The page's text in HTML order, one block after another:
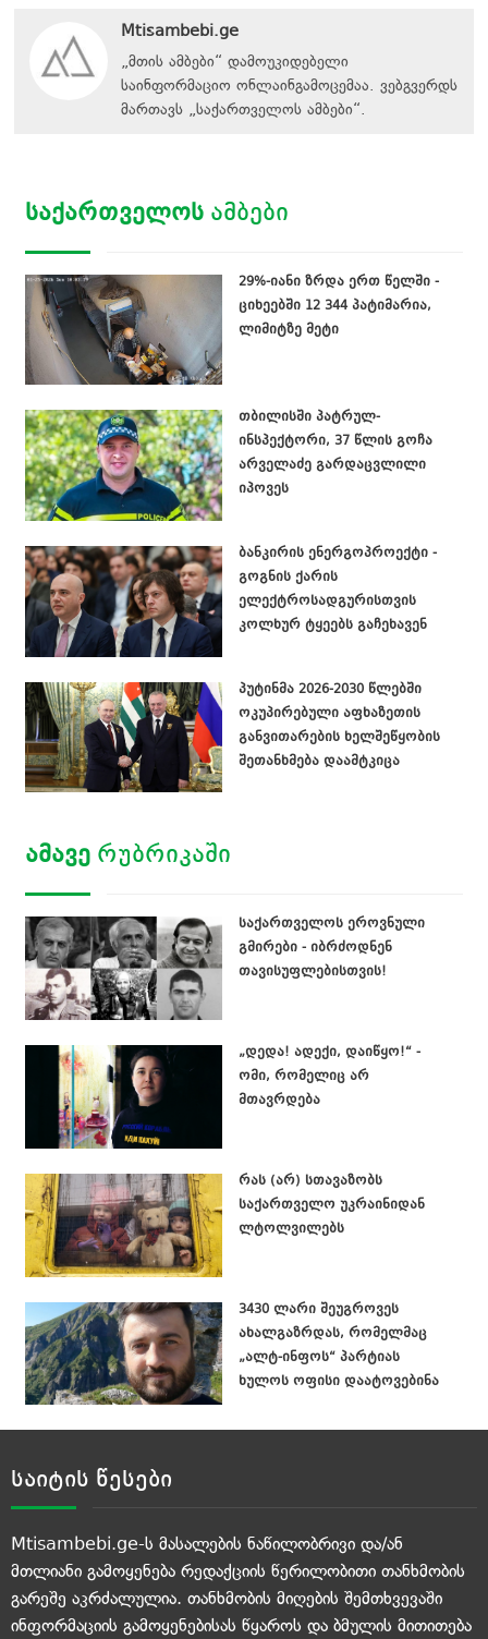
Mtisambebi.ge
„მთის ამბები“ დამოუკიდებელი
საინფორმაციო ონლაინგამოცემაა. ვებგვერდს
მართავს „საქართველოს ამბები“.
ᲡᲐᲥᲐᲠᲗᲕᲔᲚᲝᲡ ᲐᲛᲑᲔᲑᲘ
29%-იანი ზრდა ერთ წელში -
ციხეებში 12 344 პატიმარია,
ლიმიტზე მეტი
თბილისში პატრულ-
ინსპექტორი, 37 წლის გოჩა
არველაძე გარდაცვლილი
იპოვეს
ბანკირის ენერგოპროექტი -
გოგნის ქარის
ელექტროსადგურისთვის
კოლხურ ტყეებს გაჩეხავენ
პუტინმა 2026-2030 წლებში
ოკუპირებული აფხაზეთის
განვითარების ხელშეწყობის
შეთანხმება დაამტკიცა
ᲐᲛᲐᲕᲔ ᲠᲣᲑᲠᲘᲙᲐᲨᲘ
საქართველოს ეროვნული
გმირები - იბრძოდნენ
თავისუფლებისთვის!
„დედა! ადექი, დაიწყო!“ -
ომი, რომელიც არ
მთავრდება
რას (არ) სთავაზობს
საქართველო უკრაინიდან
ლტოლვილებს
3430 ლარი შეუგროვეს
ახალგაზრდას, რომელმაც
„ალტ-ინფოს“ პარტიას
ხულოს ოფისი დაატოვებინა
საიტის წესები
Mtisambebi.ge-ს მასალების ნაწილობრივი და/ან
მთლიანი გამოყენება რედაქციის წერილობითი თანხმობის
გარეშე აკრძალულია. თანხმობის მიღების შემთხვევაში
ინფორმაციის გამოყენებისას წყაროს და ბმულის მითითება